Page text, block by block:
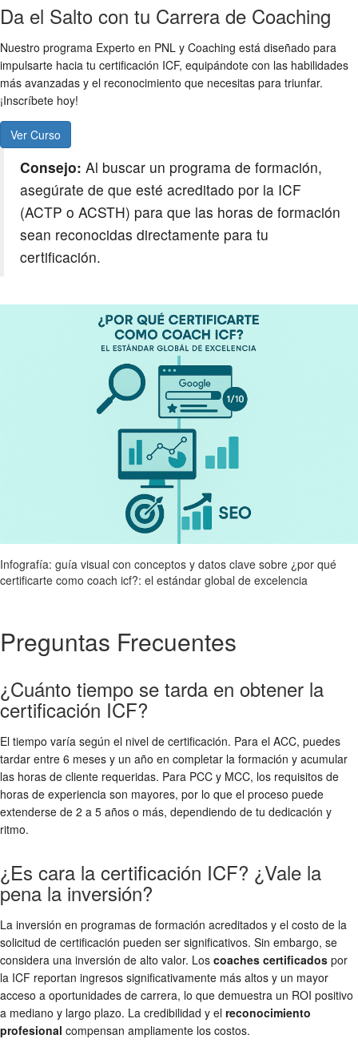
Da el Salto con tu Carrera de Coaching
Nuestro programa Experto en PNL y Coaching está diseñado para
impulsarte hacia tu certificación ICF, equipándote con las habilidades
más avanzadas y el reconocimiento que necesitas para triunfar.
¡Inscríbete hoy!
Ver Curso
Consejo: Al buscar un programa de formación,
asegúrate de que esté acreditado por la ICF
(ACTP o ACSTH) para que las horas de formación
sean reconocidas directamente para tu
certificación.
Infografía: guía visual con conceptos y datos clave sobre ¿por qué
certificarte como coach icf?: el estándar global de excelencia
Preguntas Frecuentes
¿Cuánto tiempo se tarda en obtener la
certificación ICF?
El tiempo varía según el nivel de certificación. Para el ACC, puedes
tardar entre 6 meses y un año en completar la formación y acumular
las horas de cliente requeridas. Para PCC y MCC, los requisitos de
horas de experiencia son mayores, por lo que el proceso puede
extenderse de 2 a 5 años o más, dependiendo de tu dedicación y
ritmo.
¿Es cara la certificación ICF? ¿Vale la
pena la inversión?
La inversión en programas de formación acreditados y el costo de la
solicitud de certificación pueden ser significativos. Sin embargo, se
considera una inversión de alto valor. Los coaches certificados por
la ICF reportan ingresos significativamente más altos y un mayor
acceso a oportunidades de carrera, lo que demuestra un ROI positivo
a mediano y largo plazo. La credibilidad y el reconocimiento
profesional compensan ampliamente los costos.